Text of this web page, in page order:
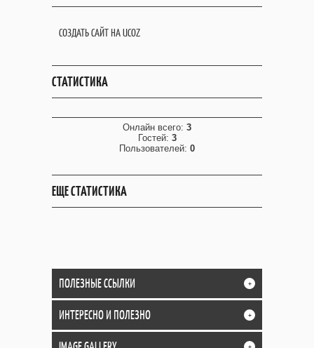
СОЗДАТЬ САЙТ НА UCOZ
СТАТИСТИКА
Онлайн всего: 3
Гостей: 3
Пользователей: 0
ЕЩЕ СТАТИСТИКА
ПОЛЕЗНЫЕ ССЫЛКИ +
ИНТЕРЕСНО И ПОЛЕЗНО +